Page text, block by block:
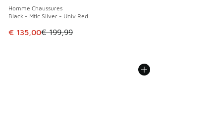
Homme Chaussures
Black - Mtlc Silver - Univ Red
Cet article est en promotion. Prix en baisse de € 199,99 à
€ 135,00€ 199,99